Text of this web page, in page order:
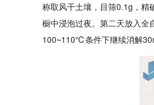
称取风干土壤，目筛0.1g，精
橱中浸泡过夜。第二天放入
100~110℃条件下继续消解